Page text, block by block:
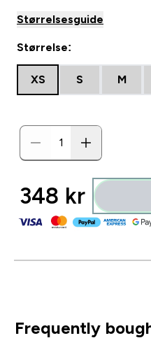
Størrelsesguide
Størrelse:
XS S M
348 kr‎
Frequently